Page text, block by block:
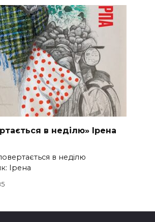
в неділю» Ірена
в неділю
Ірена